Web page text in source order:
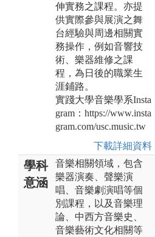
伸實務之課程。亦提
供實際參與展演之舞
台經驗與周邊相關實
務操作，例如音響技
術、樂器維修之課
程，為日後的職業生
涯鋪路。
實踐大學音樂學系Insta
gram：https://www.insta
gram.com/usc.music.tw
下載詳細資料
學科
意涵
音樂相關領域，包含
樂器演奏、聲樂演
唱、音樂劇演唱等個
別課程，以及音樂理
論、中西方音樂史、
音樂藝術文化相關等